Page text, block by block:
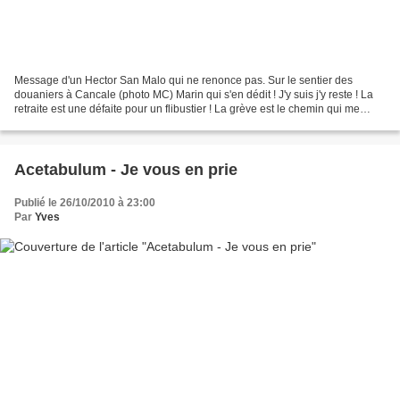
Message d'un Hector San Malo qui ne renonce pas. Sur le sentier des
douaniers à Cancale (photo MC) Marin qui s'en dédit ! J'y suis j'y reste ! La
retraite est une défaite pour un flibustier ! La grève est le chemin qui me
Acetabulum - Je vous en prie
Publié le 26/10/2010 à 23:00
Par Yves